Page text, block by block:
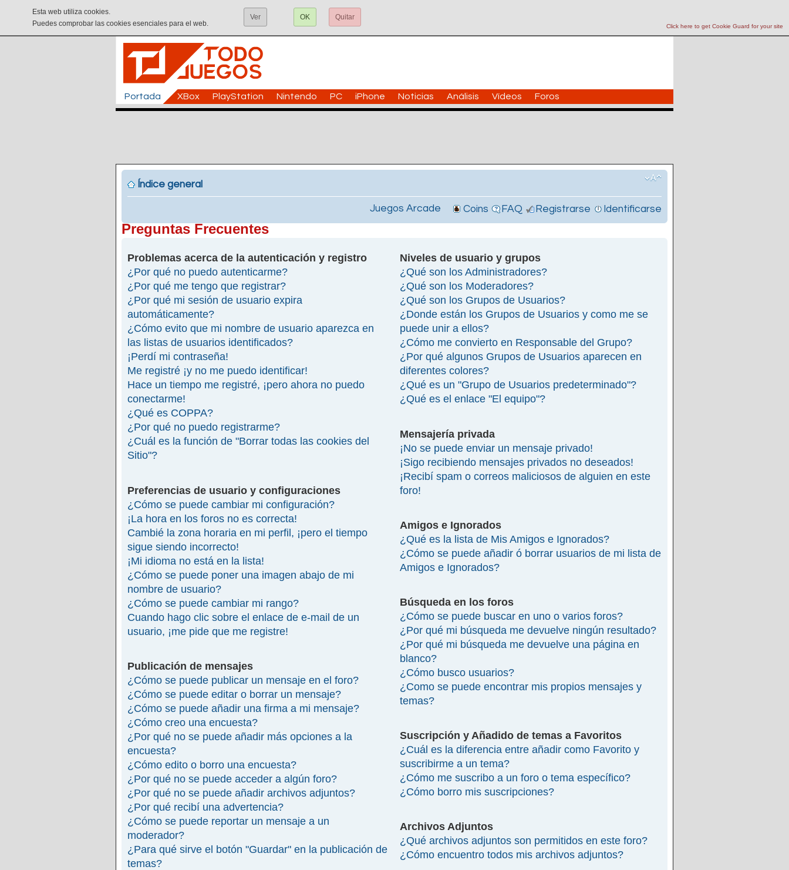
Click here to get Cookie Guard for your site
Esta web utiliza cookies.
Puedes comprobar las cookies esenciales para el web.
Ver OK Quitar
Portada XBox PlayStation Nintendo PC iPhone Noticias Análisis Vídeos Foros
Índice general
Juegos Arcade Coins FAQ Registrarse Identificarse
Preguntas Frecuentes
Problemas acerca de la autenticación y registro
¿Por qué no puedo autenticarme?
¿Por qué me tengo que registrar?
¿Por qué mi sesión de usuario expira
automáticamente?
¿Cómo evito que mi nombre de usuario aparezca en
las listas de usuarios identificados?
¡Perdí mi contraseña!
Me registré ¡y no me puedo identificar!
Hace un tiempo me registré, ¡pero ahora no puedo
conectarme!
¿Qué es COPPA?
¿Por qué no puedo registrarme?
¿Cuál es la función de "Borrar todas las cookies del
Sitio"?
Preferencias de usuario y configuraciones
¿Cómo se puede cambiar mi configuración?
¡La hora en los foros no es correcta!
Cambié la zona horaria en mi perfil, ¡pero el tiempo
sigue siendo incorrecto!
¡Mi idioma no está en la lista!
¿Cómo se puede poner una imagen abajo de mi
nombre de usuario?
¿Cómo se puede cambiar mi rango?
Cuando hago clic sobre el enlace de e-mail de un
usuario, ¡me pide que me registre!
Publicación de mensajes
¿Cómo se puede publicar un mensaje en el foro?
¿Cómo se puede editar o borrar un mensaje?
¿Cómo se puede añadir una firma a mi mensaje?
¿Cómo creo una encuesta?
¿Por qué no se puede añadir más opciones a la
encuesta?
¿Cómo edito o borro una encuesta?
¿Por qué no se puede acceder a algún foro?
¿Por qué no se puede añadir archivos adjuntos?
¿Por qué recibí una advertencia?
¿Cómo se puede reportar un mensaje a un
moderador?
¿Para qué sirve el botón "Guardar" en la publicación de
temas?
Niveles de usuario y grupos
¿Qué son los Administradores?
¿Qué son los Moderadores?
¿Qué son los Grupos de Usuarios?
¿Donde están los Grupos de Usuarios y como me se
puede unir a ellos?
¿Cómo me convierto en Responsable del Grupo?
¿Por qué algunos Grupos de Usuarios aparecen en
diferentes colores?
¿Qué es un "Grupo de Usuarios predeterminado"?
¿Qué es el enlace "El equipo"?
Mensajería privada
¡No se puede enviar un mensaje privado!
¡Sigo recibiendo mensajes privados no deseados!
¡Recibí spam o correos maliciosos de alguien en este
foro!
Amigos e Ignorados
¿Qué es la lista de Mis Amigos e Ignorados?
¿Cómo se puede añadir ó borrar usuarios de mi lista de
Amigos e Ignorados?
Búsqueda en los foros
¿Cómo se puede buscar en uno o varios foros?
¿Por qué mi búsqueda me devuelve ningún resultado?
¿Por qué mi búsqueda me devuelve una página en
blanco?
¿Cómo busco usuarios?
¿Como se puede encontrar mis propios mensajes y
temas?
Suscripción y Añadido de temas a Favoritos
¿Cuál es la diferencia entre añadir como Favorito y
suscribirme a un tema?
¿Cómo me suscribo a un foro o tema específico?
¿Cómo borro mis suscripciones?
Archivos Adjuntos
¿Qué archivos adjuntos son permitidos en este foro?
¿Cómo encuentro todos mis archivos adjuntos?